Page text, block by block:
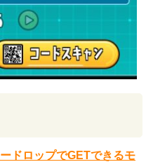
ドロップでGETできるモ